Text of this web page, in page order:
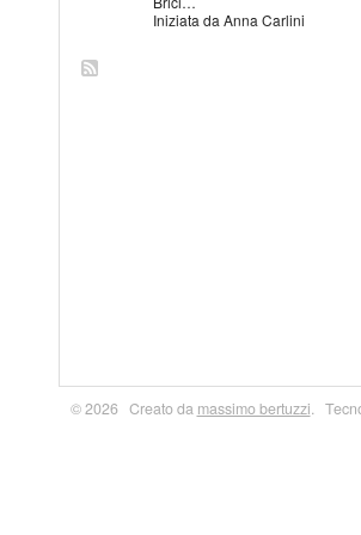
Iniziata da Anna Carlini
© 2026 Creato da massimo bertuzzi.